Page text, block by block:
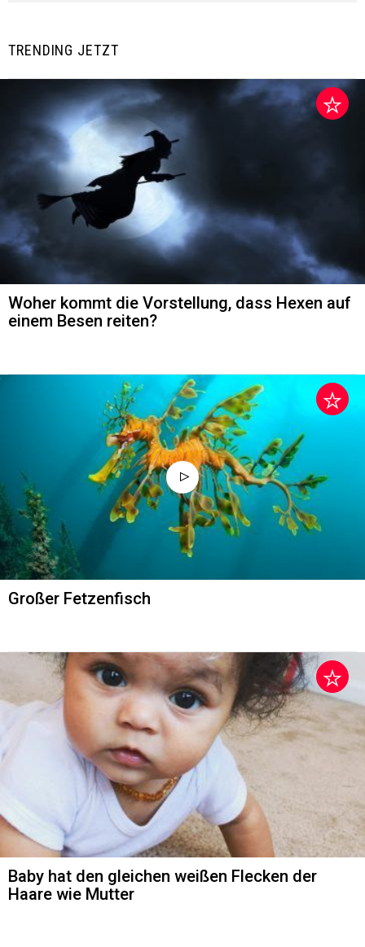
TRENDING JETZT
Woher kommt die Vorstellung, dass Hexen auf
einem Besen reiten?
Großer Fetzenfisch
Baby hat den gleichen weißen Flecken der
Haare wie Mutter